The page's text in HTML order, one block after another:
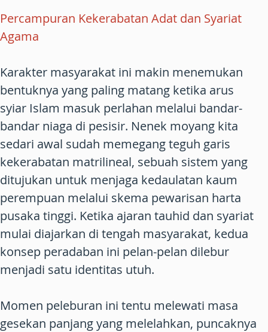
Percampuran Kekerabatan Adat dan Syariat
Agama
Karakter masyarakat ini makin menemukan
bentuknya yang paling matang ketika arus
syiar Islam masuk perlahan melalui bandar-
bandar niaga di pesisir. Nenek moyang kita
sedari awal sudah memegang teguh garis
kekerabatan matrilineal, sebuah sistem yang
ditujukan untuk menjaga kedaulatan kaum
perempuan melalui skema pewarisan harta
pusaka tinggi. Ketika ajaran tauhid dan syariat
mulai diajarkan di tengah masyarakat, kedua
konsep peradaban ini pelan-pelan dilebur
menjadi satu identitas utuh.
Momen peleburan ini tentu melewati masa
gesekan panjang yang melelahkan, puncaknya